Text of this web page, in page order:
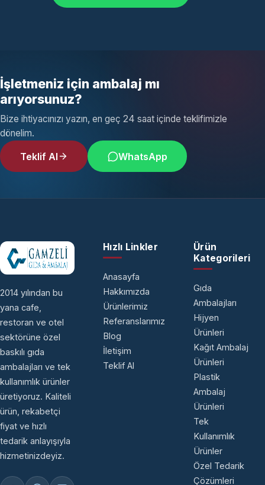
İşletmeniz için ambalaj mı
arıyorsunuz?
Bize ihtiyacınızı yazın, en geç 24 saat içinde teklifimizle
dönelim.
Teklif Al WhatsApp
2014 yılından bu
yana cafe,
restoran ve otel
sektörüne özel
baskılı gıda
ambalajları ve tek
kullanımlık ürünler
üretiyoruz. Kaliteli
ürün, rekabetçi
fiyat ve hızlı
tedarik anlayışıyla
hizmetinizdeyiz.
Hızlı Linkler
Anasayfa
Hakkımızda
Ürünlerimiz
Referanslarımız
Blog
İletişim
Teklif Al
Ürün
Kategorileri
Gıda
Ambalajları
Hijyen
Ürünleri
Kağıt Ambalaj
Ürünleri
Plastik
Ambalaj
Ürünleri
Tek
Kullanımlık
Ürünler
Özel Tedarik
Çözümleri